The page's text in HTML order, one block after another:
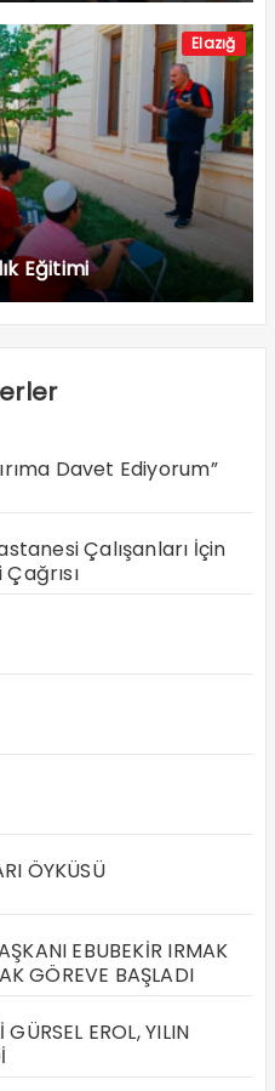
Elazığ
Eğitimi
Davet Ediyorum”
Çalışanları İçin
ÖYKÜSÜ
EBUBEKİR IRMAK
GÖREVE BAŞLADI
EROL, YILIN